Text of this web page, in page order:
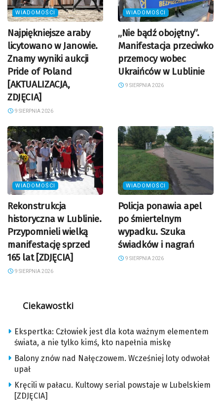
WIADOMOŚCI
Najpiękniejsze araby
licytowano w Janowie.
Znamy wyniki aukcji
Pride of Poland
[AKTUALIZACJA,
ZDJĘCIA]
9 SIERPNIA 2026
WIADOMOŚCI
„Nie bądź obojętny”.
Manifestacja przeciwko
przemocy wobec
Ukraińców w Lublinie
9 SIERPNIA 2026
WIADOMOŚCI
Rekonstrukcja
historyczna w Lublinie.
Przypomnieli wielką
manifestację sprzed
165 lat [ZDJĘCIA]
9 SIERPNIA 2026
WIADOMOŚCI
Policja ponawia apel
po śmiertelnym
wypadku. Szuka
świadków i nagrań
9 SIERPNIA 2026
Ciekawostki
Ekspertka: Człowiek jest dla kota ważnym elementem
świata, a nie tylko kimś, kto napełnia miskę
Balony znów nad Nałęczowem. Wcześniej loty odwołał
upał
Kręcili w pałacu. Kultowy serial powstaje w Lubelskiem
[ZDJĘCIA]